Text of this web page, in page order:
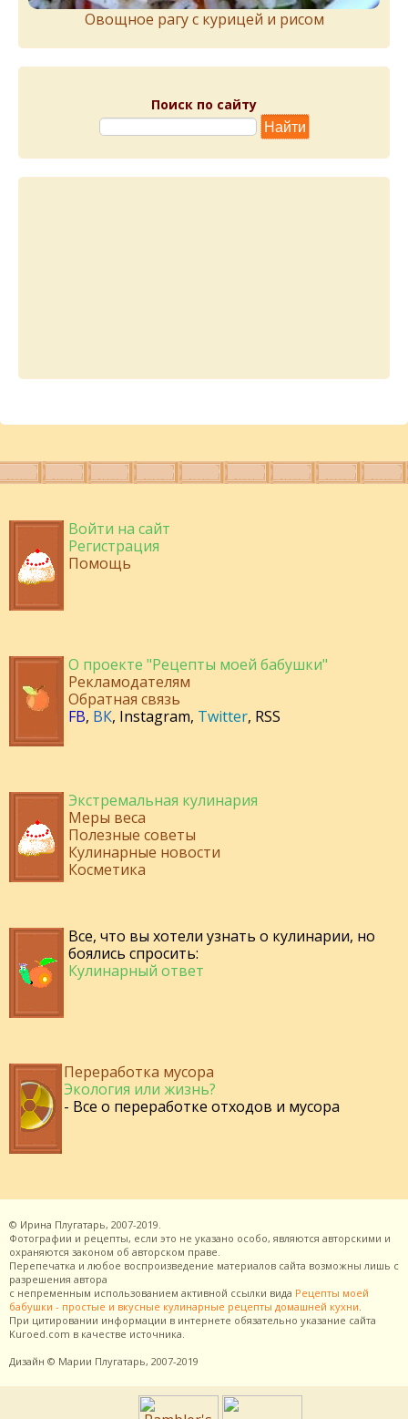
Овощное рагу с курицей и рисом
Поиск по сайту
Войти на сайт
Регистрация
Помощь
О проекте "Рецепты моей бабушки"
Рекламодателям
Обратная связь
FB, ВК, Instagram, Twitter, RSS
Экстремальная кулинария
Меры веса
Полезные советы
Кулинарные новости
Косметика
Все, что вы хотели узнать о кулинарии, но
боялись спросить:
Кулинарный ответ
Переработка мусора
Экология или жизнь?
- Все о переработке отходов и мусора
© Ирина Плугатарь, 2007-2019.
Фотографии и рецепты, если это не указано особо, являются авторскими и
охраняются законом об авторском праве.
Перепечатка и любое воспроизведение материалов сайта возможны лишь с
разрешения автора
с непременным использованием активной ссылки вида Рецепты моей
бабушки - простые и вкусные кулинарные рецепты домашней кухни.
При цитировании информации в интернете обязательно указание сайта
Kuroed.com в качестве источника.
Дизайн © Марии Плугатарь, 2007-2019